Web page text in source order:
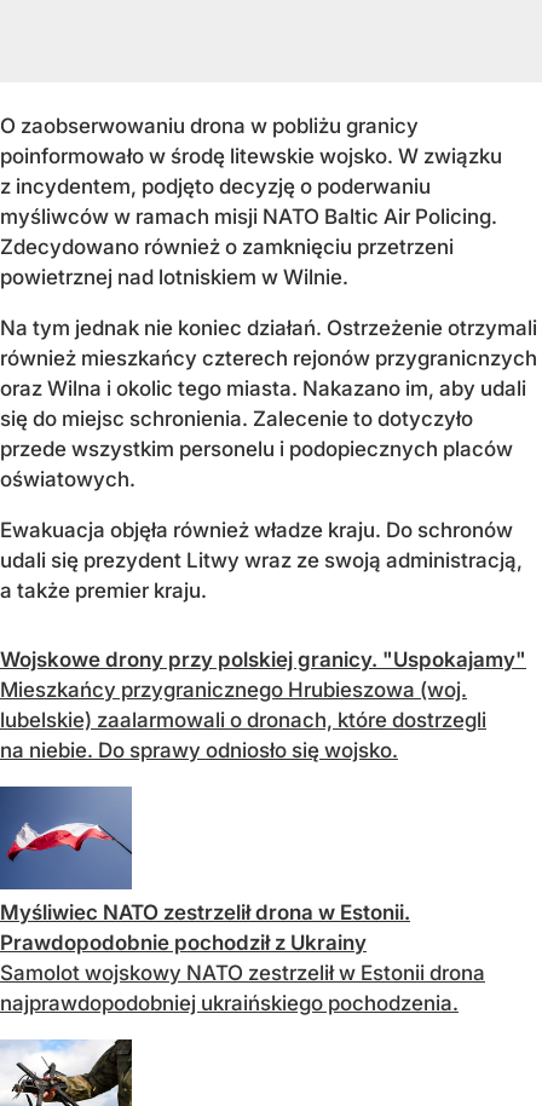
O zaobserwowaniu drona w pobliżu granicy
poinformowało w środę litewskie wojsko. W związku
z incydentem, podjęto decyzję o poderwaniu
myśliwców w ramach misji NATO Baltic Air Policing.
Zdecydowano również o zamknięciu przetrzeni
powietrznej nad lotniskiem w Wilnie.
Na tym jednak nie koniec działań. Ostrzeżenie otrzymali
również mieszkańcy czterech rejonów przygranicnzych
oraz Wilna i okolic tego miasta. Nakazano im, aby udali
się do miejsc schronienia. Zalecenie to dotyczyło
przede wszystkim personelu i podopiecznych placów
oświatowych.
Ewakuacja objęła również władze kraju. Do schronów
udali się prezydent Litwy wraz ze swoją administracją,
a także premier kraju.
Wojskowe drony przy polskiej granicy. "Uspokajamy"
Mieszkańcy przygranicznego Hrubieszowa (woj.
lubelskie) zaalarmowali o dronach, które dostrzegli
na niebie. Do sprawy odniosło się wojsko.
Myśliwiec NATO zestrzelił drona w Estonii.
Prawdopodobnie pochodził z Ukrainy
Samolot wojskowy NATO zestrzelił w Estonii drona
najprawdopodobniej ukraińskiego pochodzenia.